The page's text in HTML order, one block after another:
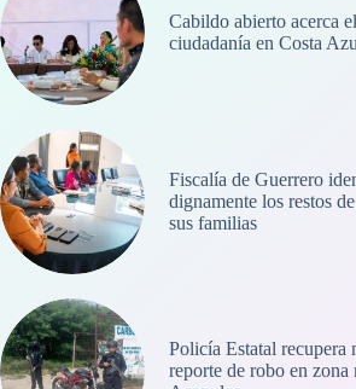
Cabildo abierto acerca
ciudadanía en Costa
Fiscalía de Guerrero
dignamente los restos
sus familias
Policía Estatal recupera
reporte de robo en zona